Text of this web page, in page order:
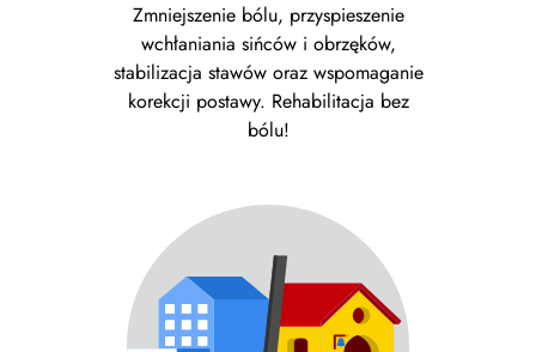
Zmniejszenie bólu, przyspieszenie
wchłaniania sińców i obrzęków,
stabilizacja stawów oraz wspomaganie
korekcji postawy. Rehabilitacja bez
bólu!